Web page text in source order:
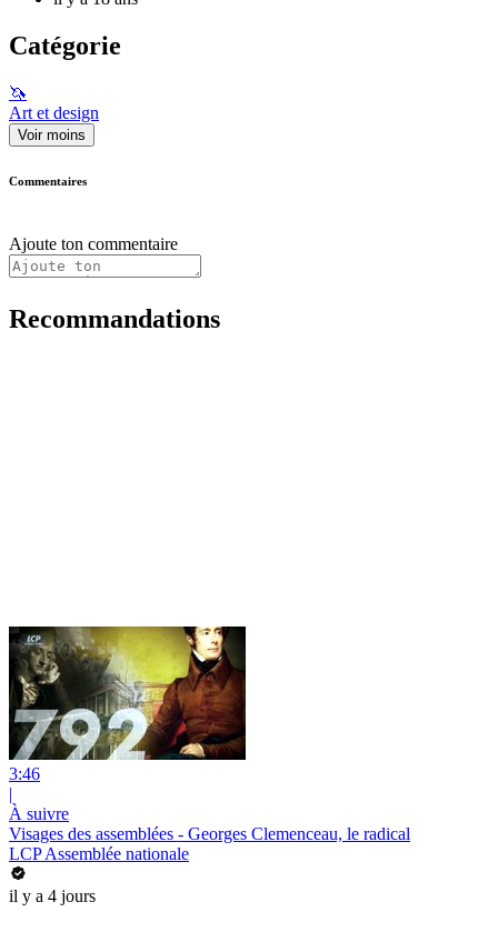
Catégorie
🦄
Art et design
Voir moins
Commentaires
Ajoute ton commentaire
Recommandations
3:46
|
À suivre
Visages des assemblées - Georges Clemenceau, le radical
LCP Assemblée nationale
il y a 4 jours